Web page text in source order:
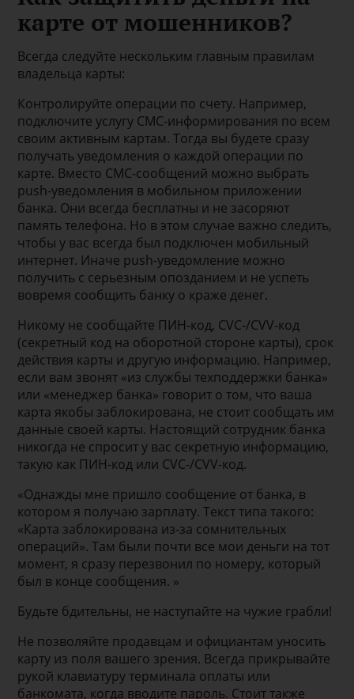
карте от мошенников?
Всегда следуйте нескольким главным правилам
владельца карты:
Контролируйте операции по счету. Например,
подключите услугу СМС-информирования по всем
своим активным картам. Тогда вы будете сразу
получать уведомления о каждой операции по
карте. Вместо СМС-сообщений можно выбрать
push-уведомления в мобильном приложении
банка. Они всегда бесплатны и не засоряют
память телефона. Но в этом случае важно следить,
чтобы у вас всегда был подключен мобильный
интернет. Иначе push-уведомление можно
получить с серьезным опозданием и не успеть
вовремя сообщить банку о краже денег.
Никому не сообщайте ПИН-код, CVC-/CVV-код
(секретный код на оборотной стороне карты), срок
действия карты и другую информацию. Например,
если вам звонят «из службы техподдержки банка»
или «менеджер банка» говорит о том, что ваша
карта якобы заблокирована, не стоит сообщать им
данные своей карты. Настоящий сотрудник банка
никогда не спросит у вас секретную информацию,
такую как ПИН-код или CVC-/CVV-код.
«Однажды мне пришло сообщение от банка, в
котором я получаю зарплату. Текст типа такого:
«Карта заблокирована из-за сомнительных
операций». Там были почти все мои деньги на тот
момент, я сразу перезвонил по номеру, который
был в конце сообщения. »
Будьте бдительны, не наступайте на чужие грабли!
Не позволяйте продавцам и официантам уносить
карту из поля вашего зрения. Всегда прикрывайте
рукой клавиатуру терминала оплаты или
банкомата, когда вводите пароль. Стоит также